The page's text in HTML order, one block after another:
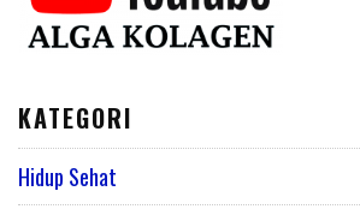
KATEGORI
Hidup Sehat